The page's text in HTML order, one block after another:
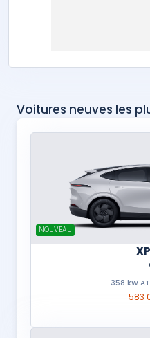
Voitures neuves les
NOUVEAU
358 kW
583